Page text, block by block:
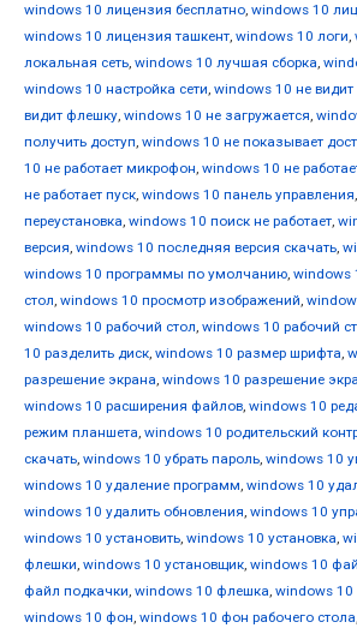
windows 10 лицензия бесплатно, windows 10
windows 10 лицензия ташкент, windows 10 логи,
локальная сеть, windows 10 лучшая сборка,
windows 10 настройка сети, windows 10 не видит
видит флешку, windows 10 не загружается,
получить доступ, windows 10 не показывает
10 не работает микрофон, windows 10 не
не работает пуск, windows 10 панель управления,
переустановка, windows 10 поиск не работает,
версия, windows 10 последняя версия скачать,
windows 10 программы по умолчанию, windows
стол, windows 10 просмотр изображений,
windows 10 рабочий стол, windows 10 рабочий
10 разделить диск, windows 10 размер шрифта,
разрешение экрана, windows 10 разрешение
windows 10 расширения файлов, windows 10
режим планшета, windows 10 родительский
скачать, windows 10 убрать пароль, windows 10
windows 10 удаление программ, windows 10
windows 10 удалить обновления, windows 10
windows 10 установить, windows 10 установка,
флешки, windows 10 установщик, windows 10
файл подкачки, windows 10 флешка, windows 10
windows 10 фон, windows 10 фон рабочего стола,